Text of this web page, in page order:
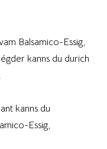
Balsamico-Essig,
kanns du durich
kanns du
Essig,